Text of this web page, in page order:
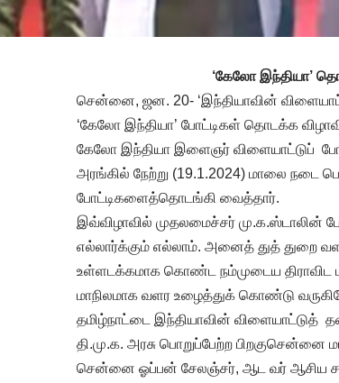
‘கேலோ இந்தியா’
சென்னை, ஜன. 20- ‘இந்தியாவின்
‘கேலோ இந்தியா’ போட்டிகள் தொடக்க
கேலோ இந்தியா இளைஞர் விளையாட்டுப்
அரங்கில் நேற்று (19.1.2024) மாலை நடை
போட்டிகளைத்தொடங்கி வைத்தார்.
இவ்விழாவில் முதலமைச்சர் மு.க.ஸ்டாலின்
எல்லார்க்கும் எல்லாம். அனைத் துத் துறை
உள்ளடக்கமாக கொண்ட நம்முடைய திராவிட
மாநிலமாக வளர உழைத்துக் கொண்டு
தமிழ்நாட்டை இந்தியாவின் விளையாட்டுத்
தி.மு.க. அரசு பொறுப்பேற்ற பிறகுசென்னை
சென்னை ஓப்பன் சேலஞ்சர், ஆட வர் ஆசிய